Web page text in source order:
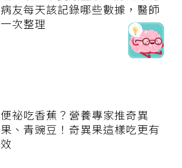
病友每天該記錄哪些數據，醫師
一次整理
便祕吃香蕉？營養專家推奇異
果、青豌豆！奇異果這樣吃更有
效